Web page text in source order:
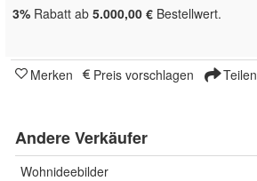
3% Rabatt ab 5.000,00 € Bestellwert.
Merken Preis vorschlagen Teilen
Andere Verkäufer
Wohnideebilder